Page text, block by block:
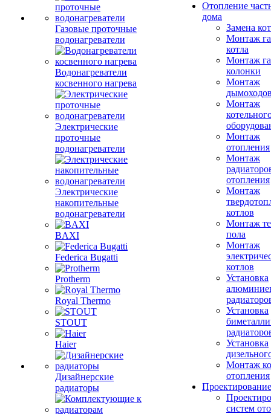
Газовые проточные
водонагреватели
Водонагреватели
косвенного нагрева
Электрические
проточные
водонагреватели
Электрические
накопительные
водонагреватели
BAXI
Federica Bugatti
Protherm
Royal Thermo
STOUT
Haier
Дизайнерские
радиаторы
Отопление
дома
Замена
Монтаж
котла
Монтаж
колонки
Монтаж
Монтаж
Монтаж
отопления
Монтаж
отопления
Монтаж
котлов
Монтаж
пола
Монтаж
котлов
Установка
Установка
Установка
Монтаж
отопления
Проектирование
систем